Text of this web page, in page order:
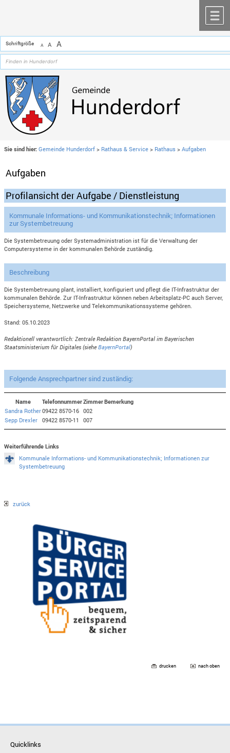
Schriftgröße A A A
Sie sind hier: Gemeinde Hunderdorf > Rathaus & Service > Rathaus >Aufgaben
Aufgaben
Profilansicht der Aufgabe / Dienstleistung
Kommunale Informations- und Kommunikationstechnik; Informationen
zur Systembetreuung
Die Systembetreuung oder Systemadministration ist für die Verwaltung der
Computersysteme in der kommunalen Behörde zuständig.
Beschreibung
Die Systembetreuung plant, installiert, konfiguriert und pflegt die IT-Infrastruktur der
kommunalen Behörde. Zur IT-Infrastruktur können neben Arbeitsplatz-PC auch Server,
Speichersysteme, Netzwerke und Telekommunikationssysteme gehören.
Stand: 05.10.2023
Redaktionell verantwortlich: Zentrale Redaktion BayernPortal im Bayerischen
Staatsministerium für Digitales (sieheBayernPortal)
Folgende Ansprechpartner sind zuständig:
Name TelefonnummerZimmerBemerkung
Sandra Rother09422 8570-16 002
Sepp Drexler
09422 8570-11 007
Weiterführende Links
Kommunale Informations- und Kommunikationstechnik; Informationen zur
Systembetreuung
zurück
drucken nach oben
Quicklinks